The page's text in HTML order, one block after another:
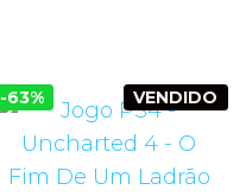
-63% VENDIDO